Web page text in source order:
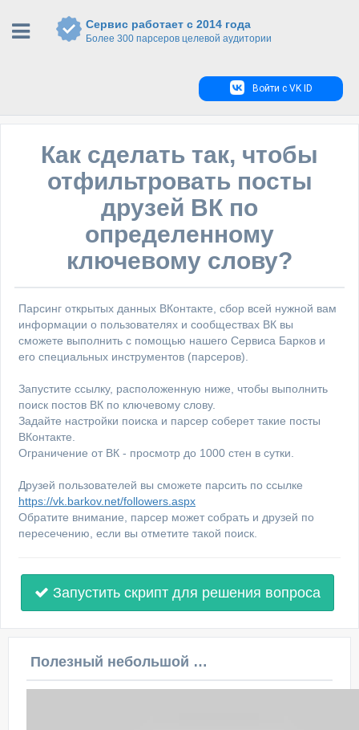
Сервис работает с 2014 года
Более 300 парсеров целевой аудитории
Войти с VK ID
Как сделать так, чтобы
отфильтровать посты
друзей ВК по
определенному
ключевому слову?
Парсинг открытых данных ВКонтакте, сбор всей нужной вам
информации о пользователях и сообществах ВК вы
сможете выполнить с помощью нашего Сервиса Барков и
его специальных инструментов (парсеров).
Запустите ссылку, расположенную ниже, чтобы выполнить
поиск постов ВК по ключевому слову.
Задайте настройки поиска и парсер соберет такие посты
ВКонтакте.
Ограничение от ВК - просмотр до 1000 стен в сутки.
Друзей пользователей вы сможете парсить по ссылке
https://vk.barkov.net/followers.aspx
Обратите внимание, парсер может собрать и друзей по
пересечению, если вы отметите такой поиск.
Запустить скрипт для решения вопроса
Полезный небольшой видеоурок по этой теме